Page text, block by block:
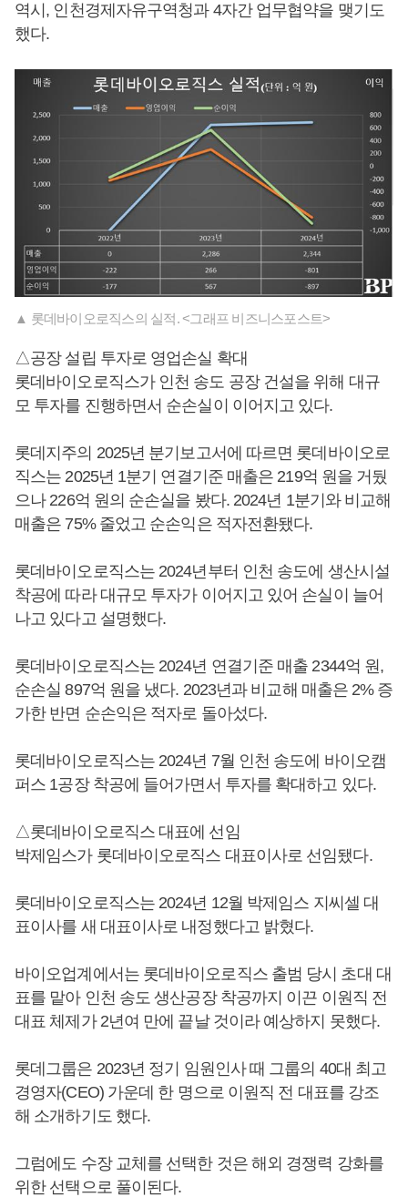
역시, 인천경제자유구역청과 4자간 업무협약을 맺기도
했다.
▲ 롯데바이오로직스의 실적. <그래프 비즈니스포스트>
△공장 설립 투자로 영업손실 확대
롯데바이오로직스가 인천 송도 공장 건설을 위해 대규
모 투자를 진행하면서 순손실이 이어지고 있다.
롯데지주의 2025년 분기보고서에 따르면 롯데바이오로
직스는 2025년 1분기 연결기준 매출은 219억 원을 거뒀
으나 226억 원의 순손실을 봤다. 2024년 1분기와 비교해
매출은 75% 줄었고 순손익은 적자전환됐다.
롯데바이오로직스는 2024년부터 인천 송도에 생산시설
착공에 따라 대규모 투자가 이어지고 있어 손실이 늘어
나고 있다고 설명했다.
롯데바이오로직스는 2024년 연결기준 매출 2344억 원,
순손실 897억 원을 냈다. 2023년과 비교해 매출은 2% 증
가한 반면 순손익은 적자로 돌아섰다.
롯데바이오로직스는 2024년 7월 인천 송도에 바이오캠
퍼스 1공장 착공에 들어가면서 투자를 확대하고 있다.
△롯데바이오로직스 대표에 선임
박제임스가 롯데바이오로직스 대표이사로 선임됐다.
롯데바이오로직스는 2024년 12월 박제임스 지씨셀 대
표이사를 새 대표이사로 내정했다고 밝혔다.
바이오업계에서는 롯데바이오로직스 출범 당시 초대 대
표를 맡아 인천 송도 생산공장 착공까지 이끈 이원직 전
대표 체제가 2년여 만에 끝날 것이라 예상하지 못했다.
롯데그룹은 2023년 정기 임원인사 때 그룹의 40대 최고
경영자(CEO) 가운데 한 명으로 이원직 전 대표를 강조
해 소개하기도 했다.
그럼에도 수장 교체를 선택한 것은 해외 경쟁력 강화를
위한 선택으로 풀이된다.